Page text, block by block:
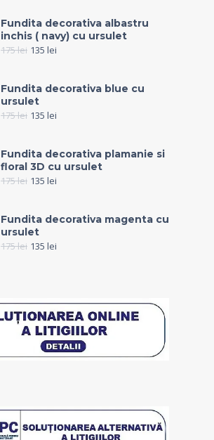
Fundita decorativa albastru
inchis ( navy) cu ursulet
175lei 135 lei
Fundita decorativa blue cu
ursulet
175lei 135 lei
Fundita decorativa plamanie si
floral 3D cu ursulet
175lei 135 lei
Fundita decorativa magenta cu
ursulet
175lei 135 lei